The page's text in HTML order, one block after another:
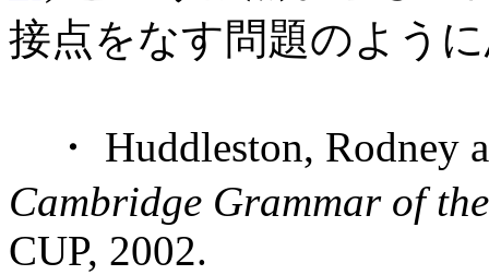
接点をなす問題のよう
・ Huddleston, Rodney
Cambridge Grammar of
CUP, 2002.